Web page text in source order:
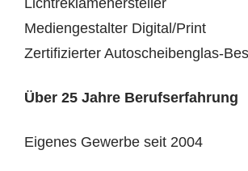
Mediengestalter Digital/Print
Zertifizierter Autoscheibenglas-
Über 25 Jahre Berufserfahrung
Eigenes Gewerbe seit 2004